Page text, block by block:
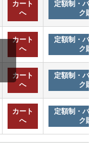
カート
へ
定額制・バリ
ク購
カート
へ
定額制・バリ
ク購
カート
へ
定額制・バリ
ク購
カート
へ
定額制・バリ
ク購